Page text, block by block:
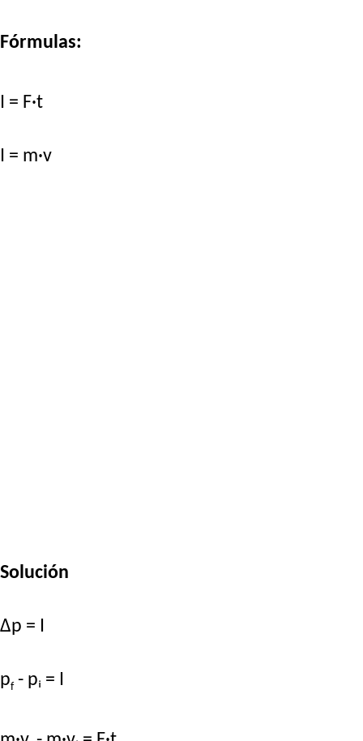
Fórmulas:
I = F·t
I = m·v
Solución
Δp = I
pf- pᵢ = I